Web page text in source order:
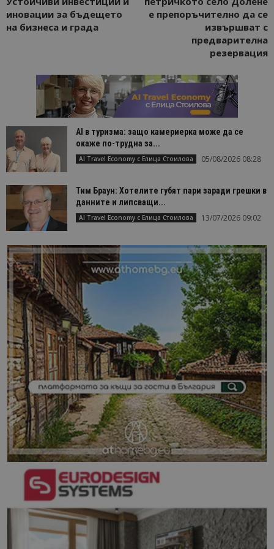
иновации за бъдещето
на бизнеса и града
е препоръчително да се
извършват с
предварителна
резервация
AI в туризма: защо камериерка може да се
окаже по-трудна за...
AI Travel Economy с Елица Стоилова 05/08/2026 08:28
Тим Браун: Хотелите губят пари заради грешки в
данните и липсващи...
AI Travel Economy с Елица Стоилова 13/07/2026 09:02